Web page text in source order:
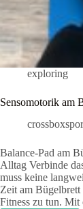
exploring
Sensomotorik am
Balance-Pad am
Alltag Verbinde
muss keine
Zeit am
Fitness zu tun.